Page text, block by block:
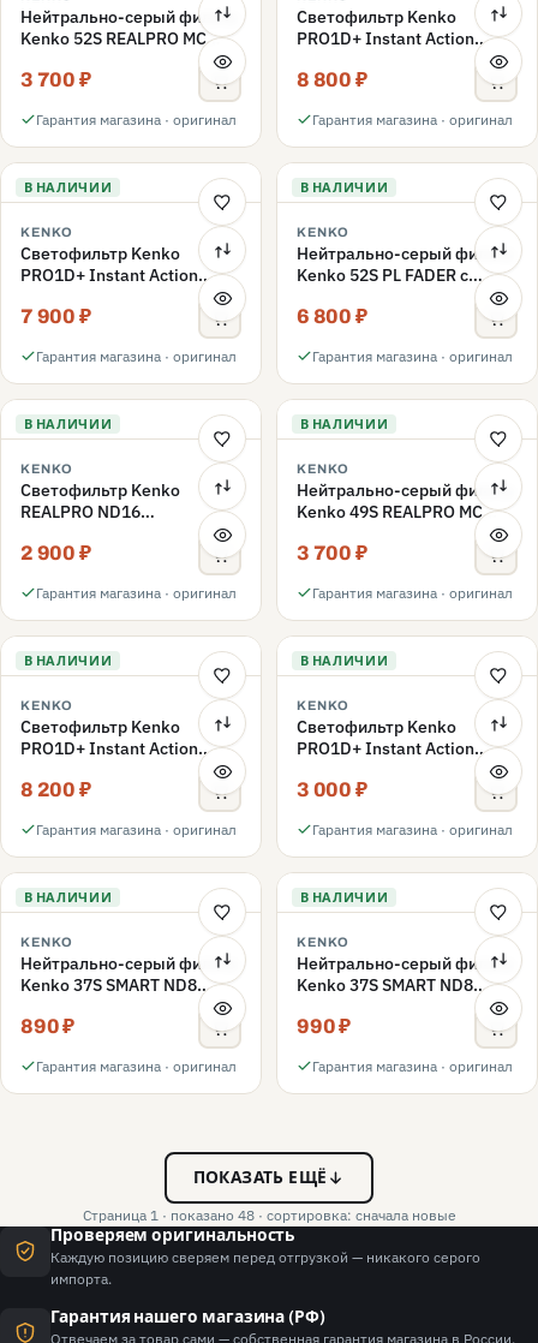
Нейтрально-серый фильтр
Kenko 52S REALPRO MC
3 700 ₽
Гарантия магазина · оригинал
Светофильтр Kenko
PRO1D+ Instant Action
Variable NDX3-450+C-PLS
переменной плотности
8 800 ₽
Гарантия магазина · оригинал
В НАЛИЧИИ
KENKO
Светофильтр Kenko
PRO1D+ Instant Action
Variable NDX3-450+C-PL
переменной плотности
7 900 ₽
Гарантия магазина · оригинал
В НАЛИЧИИ
KENKO
Нейтрально-серый фильтр
Kenko 52S PL FADER с
переменной плотностью
ND3-ND400 52mm
6 800 ₽
Гарантия магазина · оригинал
В НАЛИЧИИ
KENKO
Светофильтр Kenko
REALPRO ND16
нейтрально-серый 49mm
2 900 ₽
Гарантия магазина · оригинал
В НАЛИЧИИ
KENKO
Нейтрально-серый фильтр
Kenko 49S REALPRO MC
3 700 ₽
Гарантия магазина · оригинал
В НАЛИЧИИ
KENKO
Светофильтр Kenko
PRO1D+ Instant Action
Variable NDX3-450+C-PLS
переменной плотности
8 200 ₽
Гарантия магазина · оригинал
В НАЛИЧИИ
KENKO
Светофильтр Kenko
PRO1D+ Instant Action
Variable NDX3-450+C-PL
поляризационный 49mm
3 000 ₽
Гарантия магазина · оригинал
В НАЛИЧИИ
KENKO
Нейтрально-серый фильтр
Kenko 37S SMART ND8
890 ₽
Гарантия магазина · оригинал
В НАЛИЧИИ
KENKO
Нейтрально-серый фильтр
Kenko 37S SMART ND8
990 ₽
Гарантия магазина · оригинал
ПОКАЗАТЬ ЕЩЁ
Страница 1 · показано 48 · сортировка: сначала новые
Проверяем оригинальность
Каждую позицию сверяем перед отгрузкой — никакого серого
импорта.
Гарантия нашего магазина (РФ)
Отвечаем за товар сами — собственная гарантия магазина в России.